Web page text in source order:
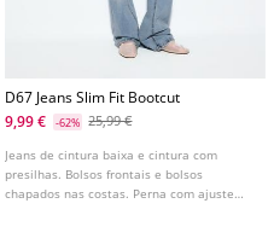
D67 Jeans Slim Fit Bootcut
9,99 €
-62% 25,99 €
Jeans de cintura baixa e cintura com
presilhas. Bolsos frontais e bolsos
chapados nas costas. Perna com ajuste